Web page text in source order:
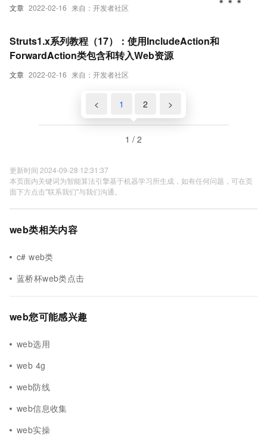
文章 2022-02-16 来自：开发者社区
文章 2022-02-16 来自：开发者社区
Struts1.x系列教程（17）：使用IncludeAction和
ForwardAction类包含和转入Web资源
< 1 2 >
1 / 2
更新时间 2024-09-28 12:31:37
本页面内关键词为智能算法引擎基于机器学习所生成，如有任何问题，可在页
面下方点击"联系我们"与我们沟通。
web类相关内容
c# web类
蓝桥杯web类点击
web您可能感兴趣
web选用
web 4g
web防线
web信息收集
web实操